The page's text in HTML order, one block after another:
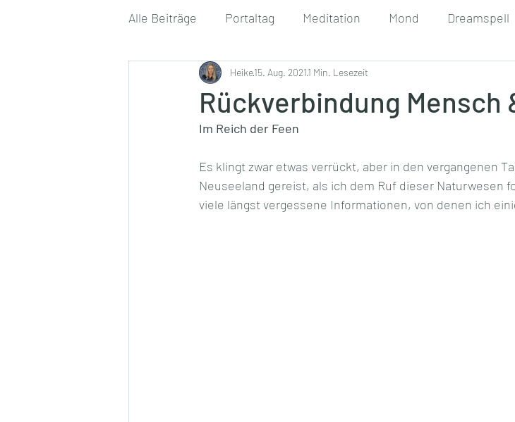
Alle Beiträge Portaltag Meditation Mond Dreamspell
Ernährung
Rückverbindung Mensch
Heike15. Aug. 20211 Min. Lesezeit
Im Reich der Feen
Es klingt zwar etwas verrückt, aber in den vergangenen
Neuseeland gereist, als ich dem Ruf dieser Naturwesen
viele längst vergessene Informationen, von denen ich